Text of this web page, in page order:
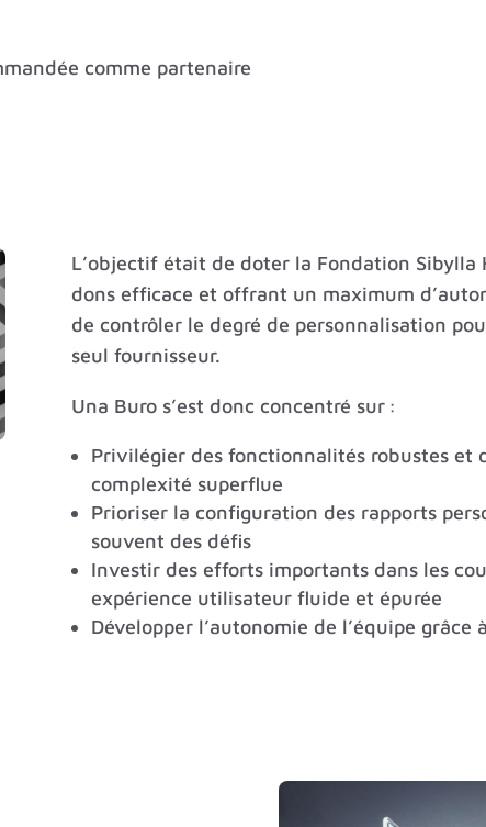
comme partenaire
L’objectif était de doter la Fondation Sibylla
dons efficace et offrant un maximum
de contrôler le degré de personnalisation
seul fournisseur.
Una Buro s’est donc concentré sur :
Privilégier des fonctionnalités robustes et
complexité superflue
Prioriser la configuration des rapports
souvent des défis
Investir des efforts importants dans les
expérience utilisateur fluide et épurée
Développer l’autonomie de l’équipe grâce